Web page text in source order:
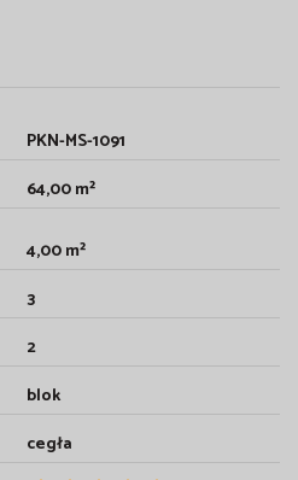
PKN-MS-1091
64,00 m²
4,00 m²
3
2
blok
cegła